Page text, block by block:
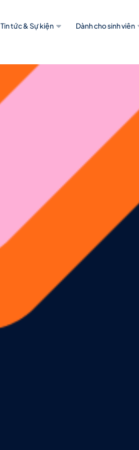
Tin tức & Sự kiện Dành cho sinh viên